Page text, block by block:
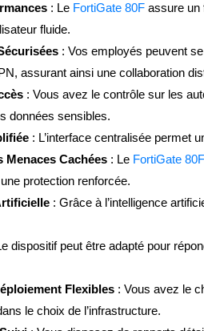
: Le FortiGate 80F assure un
fluide.
: Vos employés peuvent
assurant ainsi une collaboration
: Vous avez le contrôle sur les
données sensibles.
: L’interface centralisée permet
Menaces Cachées : Le FortiGate 80F
protection renforcée.
: Grâce à l’intelligence
dispositif peut être adapté pour
Flexibles : Vous avez le
le choix de l’infrastructure.